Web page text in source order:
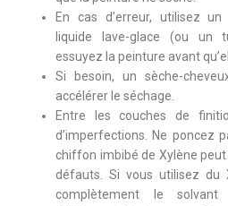
En cas d’erreur, utilisez
liquide lave-glace (ou un
essuyez la peinture avant
Si besoin, un sèche-
accélérer le séchage.
Entre les couches de
d’imperfections. Ne poncez
chiffon imbibé de Xylène
défauts. Si vous utilisez du
complètement le